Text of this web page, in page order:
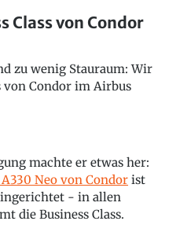
Class von Condor
zu wenig Stauraum: Wir
von Condor im Airbus
machte er etwas her:
Neo von Condor ist
- in allen
die Business Class.